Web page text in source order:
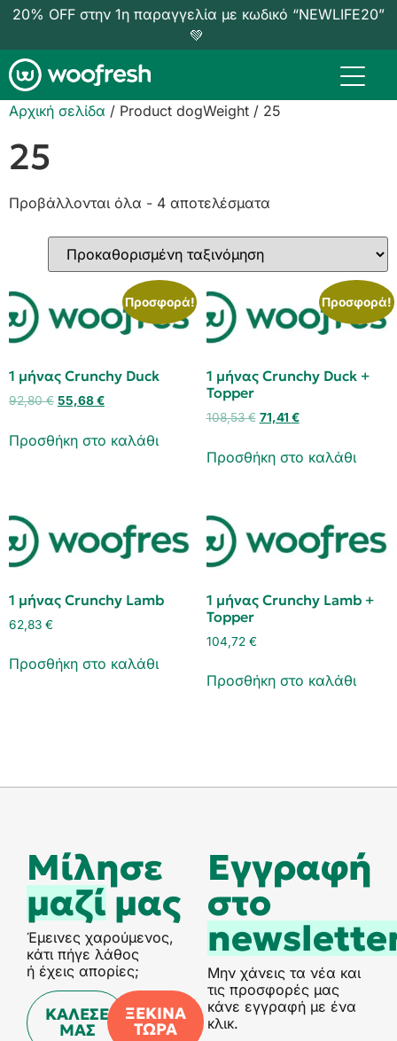
20% OFF στην 1η παραγγελία με κωδικό “NEWLIFE20”
💚
Αρχική σελίδα / Product dogWeight / 25
25
Προβάλλονται όλα - 4 αποτελέσματα
Προσφορά!
1 μήνας Crunchy Duck
92,80€ 55,68€
Προσθήκη στο καλάθι
Προσφορά!
1 μήνας Crunchy Duck +
Topper
108,53€ 71,41 €
Προσθήκη στο καλάθι
1 μήνας Crunchy Lamb
62,83 €
Προσθήκη στο καλάθι
1 μήνας Crunchy Lamb +
Topper
104,72 €
Προσθήκη στο καλάθι
Μίλησε
μαζίμας
Έμεινες χαρούμενος,
κάτι πήγε λάθος
ή έχεις απορίες;
ΚΑΛΕΣΕ
ΜΑΣ
ΞΕΚΙΝΑ
ΤΩΡΑ
Eγγραφή
στο
Μην χάνεις τα νέα και
τις προσφορές μας
κάνε εγγραφή με ένα
κλικ.